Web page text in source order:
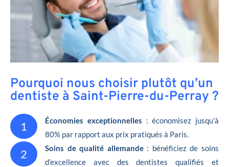
Pourquoi nous choisir plutôt qu’un
dentiste à Saint-Pierre-du-Perray ?
1 Économies exceptionnelles : économisez jusqu’à
80% par rapport aux prix pratiqués à Paris.
2 Soins de qualité allemande: bénéficiez de soins
d’excellence avec des dentistes qualifiés et